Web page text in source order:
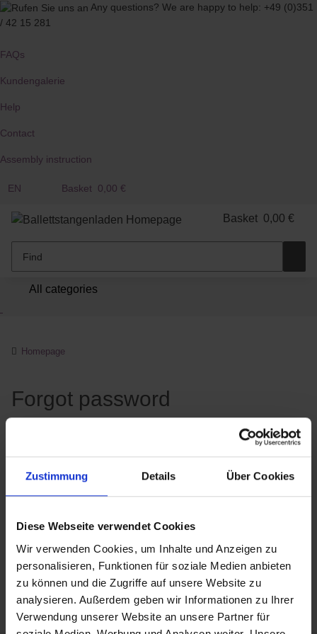
Zustimmung Details Über Cookies
Diese Webseite verwendet Cookies
Wir verwenden Cookies, um Inhalte und Anzeigen zu
personalisieren, Funktionen für soziale Medien anbieten
zu können und die Zugriffe auf unsere Website zu
analysieren. Außerdem geben wir Informationen zu Ihrer
Verwendung unserer Website an unsere Partner für
Any questions? We are happy to help: +49 (0)351
/ 42 15 281
FAQs
Kundengalerie
Help
Contact
Assembly instruction
EN Basket 0,00 €
Basket 0,00 €
All categories
Homepage
Forgot password
Please enter your E-Mail address which you used with your
registration.
All fields marked with
are mandatory.
Email address
Request new password